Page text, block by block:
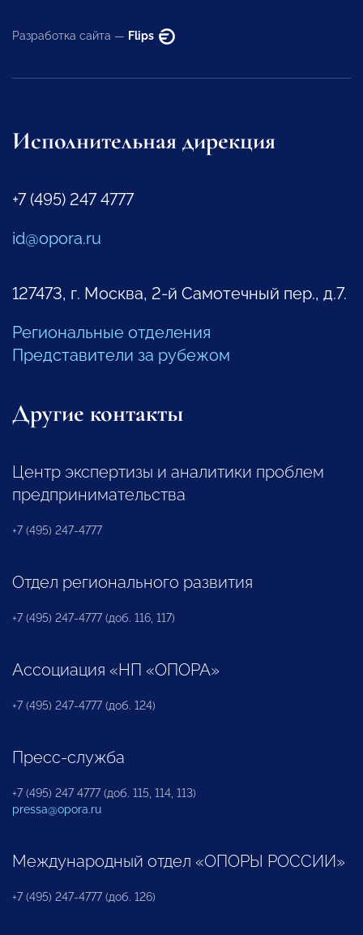
Разработка сайта — Flips
Исполнительная дирекция
+7 (495) 247 4777
id@opora.ru
127473, г. Москва, 2-й Самотечный пер., д.7.
Региональные отделения
Представители за рубежом
Другие контакты
Центр экспертизы и аналитики проблем
предпринимательства
+7 (495) 247-4777
Отдел регионального развития
+7 (495) 247-4777 (доб. 116, 117)
Ассоциация «НП «ОПОРА»
+7 (495) 247-4777 (доб. 124)
Пресс-служба
+7 (495) 247 4777 (доб. 115, 114, 113)
pressa@opora.ru
Международный отдел «ОПОРЫ РОССИИ»
+7 (495) 247-4777 (доб. 126)